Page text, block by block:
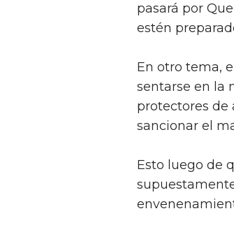
pasará por
estén
En otro tema,
sentarse en la
protectores de
sancionar el
Esto luego de